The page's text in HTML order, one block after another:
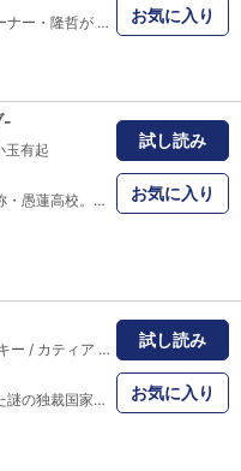
キルトショップの新米オーナー・隆哲が 訪問客の涙や笑顔に垣間見る色とりどりの人間模様――。 華麗な布のハーモニーがいざなう ファンタジックなキルトの世界。 珠玉のヒューマン・ラブストーリー第１弾！ [目次] ・お母さんの空想 ・弁護士のパズル ・酔っぱらいの小路 ・ブライドキルト ・悪魔の爪 ・おばあさんの花園 ・パンドラの箱
お気に入り
-
玉有起
私立九蓮男子高校――通称・愚蓮高校。全国からワル達が集まるこの高校に、「地球最強の戦士」を探して宇宙からやって来た少女・ハーモニー。彼女がスカウトしたのは「最弱」のヤンキーだった!? ヤンキーと『宇宙暴走族』の抗争が今、始まる!!
試し読み
お気に入り
ー / カティア
鈴木佑也
永らく国境を閉ざしていた謎の独裁国家「サバキスタン」はある日、国境を開放した。偉大なるサバキスタンの栄華を世界に伝えるため、世界各国のジャーナリストたちが招かれた。その日、同国では全国民から敬愛を受ける国父、リーダーである「同志相棒」の葬儀のリハーサルイベントが行われようとしていた。サバキスタンの工場に努める女性・ハーモニーもその名誉あるイベントへの参加を許されたひとり。彼女は喜びと誇らしい気持ちを胸に会場となるスタジアムへと向かった。 同志相棒に招かれた世界的ジャーナリストのアンリ・パスカルもまた、宮殿内で同志相棒から歓待を受けていた。すべてが豪華絢爛で見事に設えられた奇妙な空間の中、アンリ・パスカルはふと戯れに、庭にある一本の木の枝を折ってしまう。その木は若き同志相棒が植樹した神聖なものであり、それを傷つけることは大罪であった…。 架空の独裁国家における不自由や弾圧、陰謀、歴史の改ざん。そして人々の真実を求める心、抵抗、愛する国への願い――。迷える大国・ロシアから届いた、自由の意義を問いかけるアンチ独裁グラフィック・ノベル！
試し読み
お気に入り